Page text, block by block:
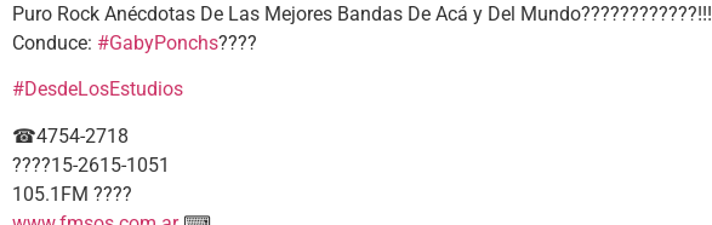
Puro Rock Anécdotas De Las Mejores Bandas De Acá y Del Mundo????????????!!!
Conduce: #GabyPonchs????
#DesdeLosEstudios
☎4754-2718
????15-2615-1051
105.1FM ????